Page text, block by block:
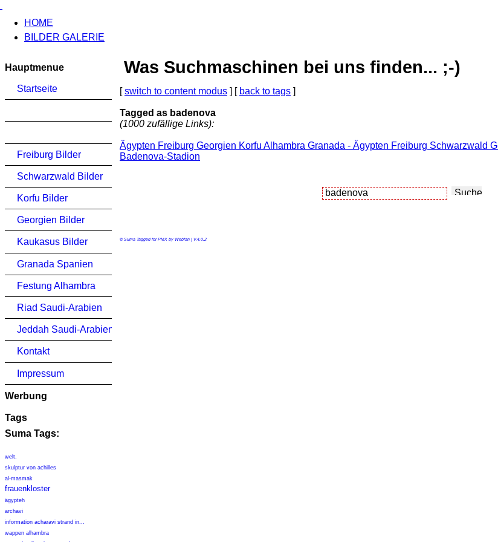
HOME
BILDER GALERIE
Hauptmenue
Startseite
Freiburg Bilder
Schwarzwald Bilder
Korfu Bilder
Georgien Bilder
Kaukasus Bilder
Granada Spanien
Festung Alhambra
Riad Saudi-Arabien
Jeddah Saudi-Arabien
Kontakt
Impressum
Werbung
Tags
Suma Tags:
welt.
skulptur von achilles
al-masmak
frauenkloster
ägypteh
archavi
information acharavi strand in...
wappen alhambra
Was Suchmaschinen bei uns finden... ;-)
[switch to content modus ] [ back to tags ]
Tagged as badenova
(1000 zufällige Links):
Ägypten Freiburg Georgien Korfu Alhambra Granada - Ägypten Freiburg Schwarzwald
Badenova-Stadion
© Suma Tagged for PMX by Webfan | V.4.0.2